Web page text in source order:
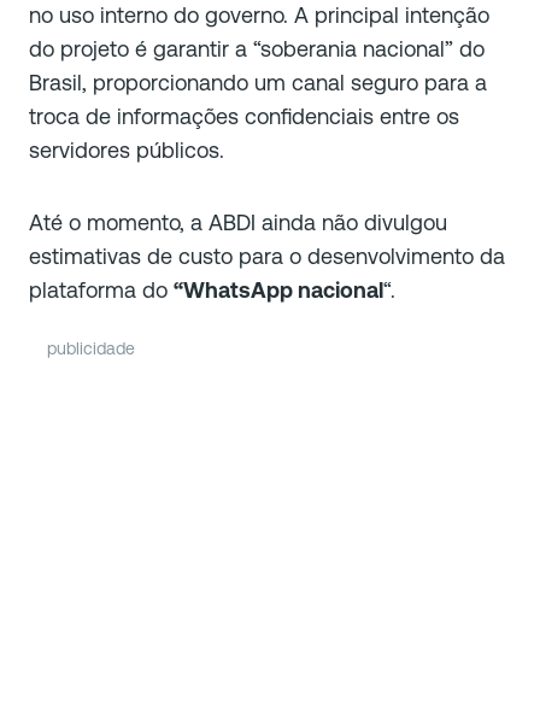
no uso interno do governo. A principal intenção
do projeto é garantir a “soberania nacional” do
Brasil, proporcionando um canal seguro para a
troca de informações confidenciais entre os
servidores públicos.
Até o momento, a ABDI ainda não divulgou
estimativas de custo para o desenvolvimento da
plataforma do “WhatsApp nacional“.
publicidade